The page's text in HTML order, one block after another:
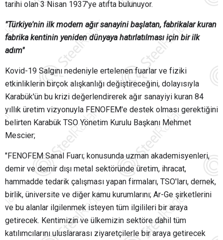
tarihi olan 3 Nisan 1937'ye atıfta bulunuyor.
"Türkiye'nin ilk modern ağır sanayini başlatan, fabrikalar kuran
fabrika kentinin yeniden dünyaya hatırlatılması için bir ilk
adım"
Kovid-19 Salgını nedeniyle ertelenen fuarlar ve fiziki
etkinliklerin birçok alışkanlığı değiştireceğini, dolayısıyla
Karabük'ün bu krizi değerlendirerek ağır sanayiyi kuran 84
yıllık üretim vizyonuyla FENOFEM'e destek olması gerektiğini
belirten Karabük TSO Yönetim Kurulu Başkanı Mehmet
Mescier;
"FENOFEM Sanal Fuarı; konusunda uzman akademisyenleri,
demir ve demir dışı metal sektöründe üretim, ihracat,
hammadde tedarik çalışması yapan firmaları, TSO'ları, dernek,
birlik, üniversite ve diğer kamu kurumlarını; Ar-Ge şirketlerini
ve bu alanlar ilgilenmek isteyen tüm ilgilileri bir araya
getirecek. Kentimizin ve ülkemizin sektöre dahil tüm
katılımcılarını uluslararası ziyaretçilerle bir araya getirecek